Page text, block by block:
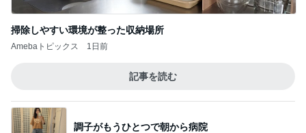
掃除しやすい環境が整った収納場所
Amebaトピックス 1日前
記事を読む
調子がもうひとつで朝から病院